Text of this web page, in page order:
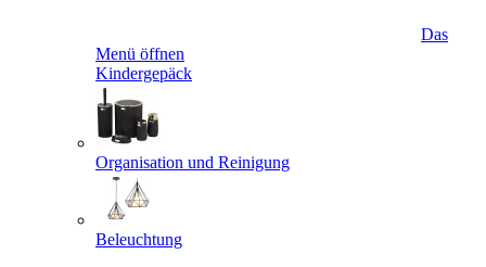
Das
Menü öffnen
Kindergepäck
Organisation und Reinigung
Beleuchtung